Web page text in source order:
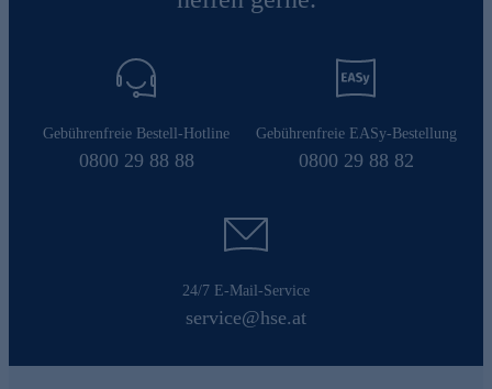
Gebührenfreie Bestell-Hotline
0800 29 88 88
Gebührenfreie EASy-Bestellung
0800 29 88 82
24/7 E-Mail-Service
service@hse.at